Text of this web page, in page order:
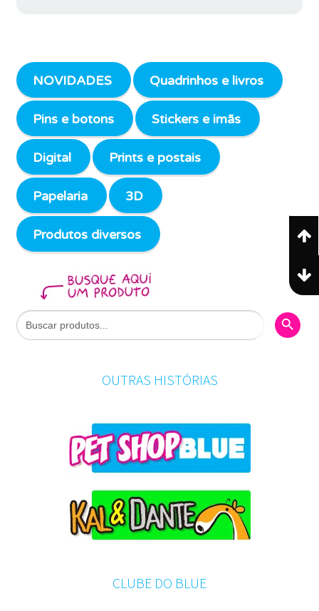
NOVIDADES Quadrinhos e livros
Pins e botons Stickers e imãs
Digital Prints e postais
Papelaria 3D
Produtos diversos
Search
for:
Search
OUTRAS HISTÓRIAS
CLUBE DO BLUE